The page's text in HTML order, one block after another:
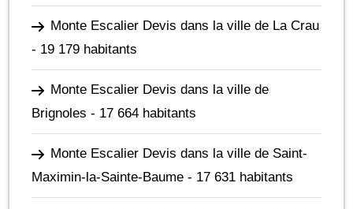
Monte Escalier Devis dans la ville de La Crau
- 19 179 habitants
Monte Escalier Devis dans la ville de
Brignoles - 17 664 habitants
Monte Escalier Devis dans la ville de Saint-
Maximin-la-Sainte-Baume - 17 631 habitants